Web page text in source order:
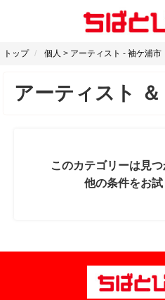
トップ 個人 > アーティスト - 袖ケ浦市
アーティスト
このカテゴリーは見つ
他の条件をお試